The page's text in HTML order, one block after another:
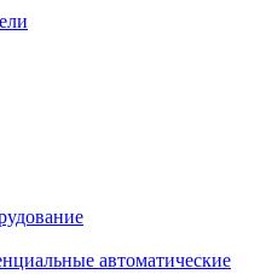
автоматические